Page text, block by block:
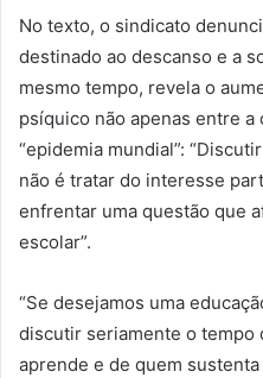
No texto, o sindicato
destinado ao descanso e a
mesmo tempo, revela o
psíquico não apenas entre a
“epidemia mundial”:
não é tratar do interesse
enfrentar uma questão que
escolar”.
“Se desejamos uma
discutir seriamente o tempo
aprende e de quem